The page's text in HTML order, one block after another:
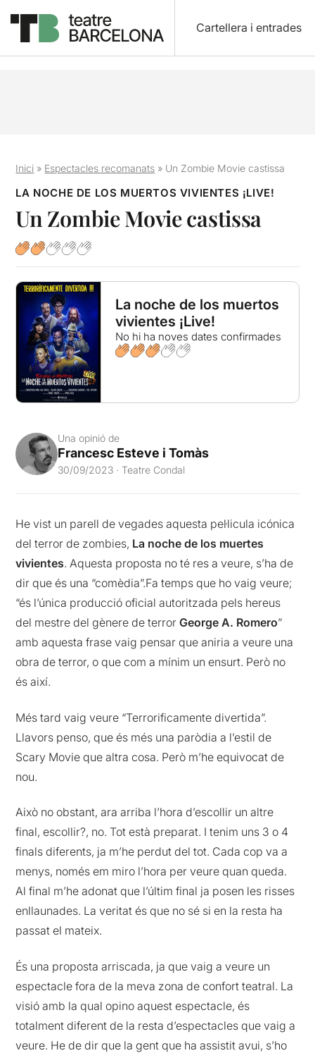
Cartellera i entrades
Inici » Espectacles recomanats » Un Zombie Movie castissa
LA NOCHE DE LOS MUERTOS VIVIENTES ¡LIVE!
Un Zombie Movie castissa
La noche de los muertos
vivientes ¡Live!
No hi ha noves dates confirmades
Una opinió de
Francesc Esteve i Tomàs
30/09/2023 · Teatre Condal
He vist un parell de vegades aquesta pel·licula icónica
del terror de zombies, La noche de los muertes
vivientes. Aquesta proposta no té res a veure, s’ha de
dir que és una “comèdia”.Fa temps que ho vaig veure;
“és l’única producció oficial autoritzada pels hereus
del mestre del gènere de terrorGeorge A. Romero”
amb aquesta frase vaig pensar que aniria a veure una
obra de terror, o que com a mínim un ensurt. Però no
és així.
Més tard vaig veure “Terrorificamente divertida”.
Llavors penso, que és més una paròdia a l’estil de
Scary Movie que altra cosa. Però m’he equivocat de
nou.
Això no obstant, ara arriba l’hora d’escollir un altre
final, escollir?, no. Tot està preparat. I tenim uns 3 o 4
finals diferents, ja m’he perdut del tot. Cada cop va a
menys, només em miro l’hora per veure quan queda.
Al final m’he adonat que l’últim final ja posen les risses
enllaunades. La veritat és que no sé si en la resta ha
passat el mateix.
És una proposta arriscada, ja que vaig a veure un
espectacle fora de la meva zona de confort teatral. La
visió amb la qual opino aquest espectacle, és
totalment diferent de la resta d’espectacles que vaig a
veure. He de dir que la gent que ha assistit avui, s’ho